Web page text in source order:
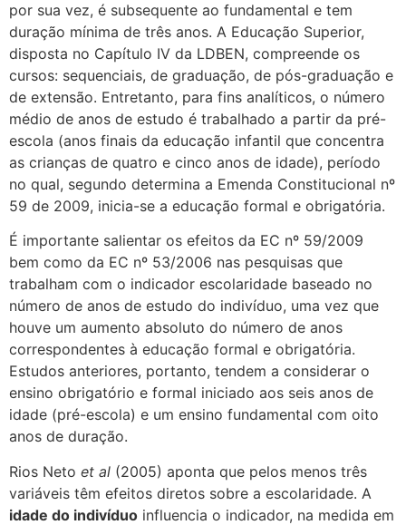
por sua vez, é subsequente ao fundamental e tem
duração mínima de três anos. A Educação Superior,
disposta no Capítulo IV da LDBEN, compreende os
cursos: sequenciais, de graduação, de pós-graduação e
de extensão. Entretanto, para fins analíticos, o número
médio de anos de estudo é trabalhado a partir da pré-
escola (anos finais da educação infantil que concentra
as crianças de quatro e cinco anos de idade), período
no qual, segundo determina a Emenda Constitucional nº
59 de 2009, inicia-se a educação formal e obrigatória.
É importante salientar os efeitos da EC nº 59/2009
bem como da EC nº 53/2006 nas pesquisas que
trabalham com o indicador escolaridade baseado no
número de anos de estudo do indivíduo, uma vez que
houve um aumento absoluto do número de anos
correspondentes à educação formal e obrigatória.
Estudos anteriores, portanto, tendem a considerar o
ensino obrigatório e formal iniciado aos seis anos de
idade (pré-escola) e um ensino fundamental com oito
anos de duração.
Rios Neto et al (2005) aponta que pelos menos três
variáveis têm efeitos diretos sobre a escolaridade. A
idade do indivíduo influencia o indicador, na medida em